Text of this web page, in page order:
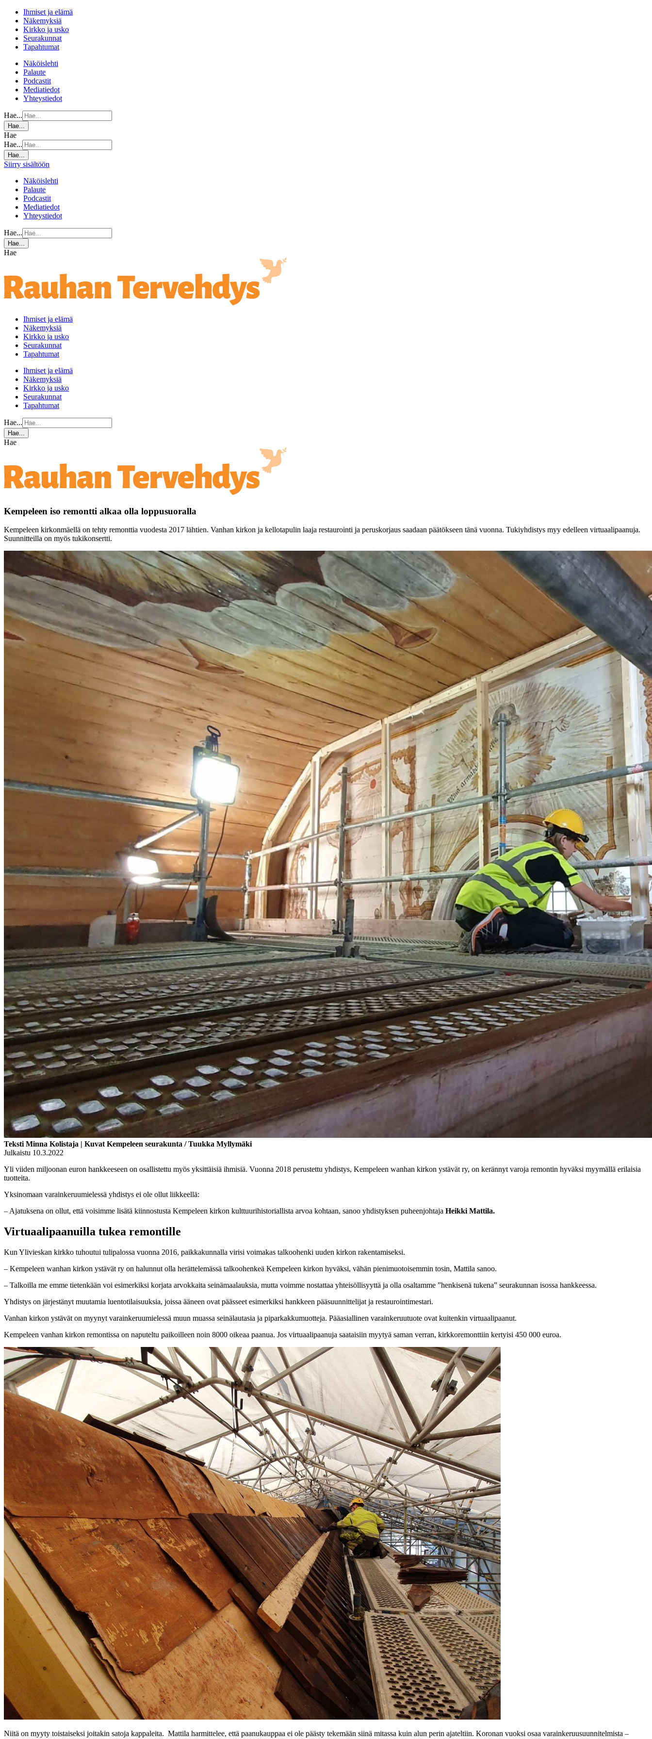
Ihmiset ja elämä
Näkemyksiä
Kirkko ja usko
Seurakunnat
Tapahtumat
Näköislehti
Palaute
Podcastit
Mediatiedot
Yhteystiedot
Hae...
Hae...
Hae
Hae...
Hae...
Siirry sisältöön
Näköislehti
Palaute
Podcastit
Mediatiedot
Yhteystiedot
Hae...
Hae...
Hae
Ihmiset ja elämä
Näkemyksiä
Kirkko ja usko
Seurakunnat
Tapahtumat
Ihmiset ja elämä
Näkemyksiä
Kirkko ja usko
Seurakunnat
Tapahtumat
Hae...
Hae...
Hae
Kempeleen iso remontti alkaa olla loppusuoralla
Kempeleen kirkonmäellä on tehty remonttia vuodesta 2017 lähtien. Vanhan kirkon ja kellotapulin laaja restaurointi ja peruskorjaus saadaan päätökseen tänä vuonna. Tukiyhdistys myy edelleen virtuaalipaanuja.
Suunnitteilla on myös tukikonsertti.
Teksti Minna Kolistaja | Kuvat Kempeleen seurakunta / Tuukka Myllymäki
Julkaistu 10.3.2022
Yli viiden miljoonan euron hankkeeseen on osallistettu myös yksittäisiä ihmisiä. Vuonna 2018 perustettu yhdistys, Kempeleen wanhan kirkon ystävät ry, on kerännyt varoja remontin hyväksi myymällä erilaisia
tuotteita.
Yksinomaan varainkeruumielessä yhdistys ei ole ollut liikkeellä:
– Ajatuksena on ollut, että voisimme lisätä kiinnostusta Kempeleen kirkon kulttuurihistoriallista arvoa kohtaan, sanoo yhdistyksen puheenjohtaja Heikki Mattila.
Virtuaalipaanuilla tukea remontille
Kun Ylivieskan kirkko tuhoutui tulipalossa vuonna 2016, paikkakunnalla virisi voimakas talkoohenki uuden kirkon rakentamiseksi.
– Kempeleen wanhan kirkon ystävät ry on halunnut olla herättelemässä talkoohenkeä Kempeleen kirkon hyväksi, vähän pienimuotoisemmin tosin, Mattila sanoo.
– Talkoilla me emme tietenkään voi esimerkiksi korjata arvokkaita seinämaalauksia, mutta voimme nostattaa yhteisöllisyyttä ja olla osaltamme ”henkisenä tukena” seurakunnan isossa hankkeessa.
Yhdistys on järjestänyt muutamia luentotilaisuuksia, joissa ääneen ovat päässeet esimerkiksi hankkeen pääsuunnittelijat ja restaurointimestari.
Vanhan kirkon ystävät on myynyt varainkeruumielessä muun muassa seinälautasia ja piparkakkumuotteja. Pääasiallinen varainkeruutuote ovat kuitenkin virtuaalipaanut.
Kempeleen vanhan kirkon remontissa on naputeltu paikoilleen noin 8000 oikeaa paanua. Jos virtuaalipaanuja saataisiin myytyä saman verran, kirkkoremonttiin kertyisi 450 000 euroa.
Niitä on myyty toistaiseksi joitakin satoja kappaleita. Mattila harmittelee, että paanukauppaa ei ole päästy tekemään siinä mitassa kuin alun perin ajateltiin. Koronan vuoksi osaa varainkeruusuunnitelmista –